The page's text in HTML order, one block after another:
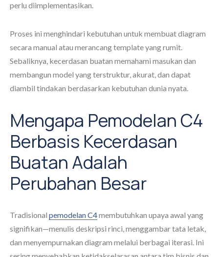
perlu diimplementasikan.
Proses ini menghindari kebutuhan untuk membuat diagram
secara manual atau merancang template yang rumit.
Sebaliknya, kecerdasan buatan memahami masukan dan
membangun model yang terstruktur, akurat, dan dapat
diambil tindakan berdasarkan kebutuhan dunia nyata.
Mengapa Pemodelan C4
Berbasis Kecerdasan
Buatan Adalah
Perubahan Besar
Tradisional pemodelan C4membutuhkan upaya awal yang
signifikan—menulis deskripsi rinci, menggambar tata letak,
dan menyempurnakan diagram melalui berbagai iterasi. Ini